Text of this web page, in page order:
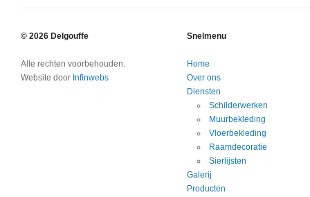
© 2026 Delgouffe
Alle rechten voorbehouden.
Website door Infinwebs
Snelmenu
Home
Over ons
Diensten
Schilderwerken
Muurbekleding
Vloerbekleding
Raamdecoratie
Sierlijsten
Galerij
Producten